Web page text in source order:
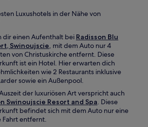
Luxushotels in der Nähe von
dir einen Aufenthalt bei Radisson Blu
Swinoujscie, mit dem Auto nur 4
von Christuskirche entfernt. Diese
ist ein Hotel. Hier erwarten dich
wie 2 Restaurants inklusive
sowie ein Außenpool.
der luxuriösen Art verspricht auch
Swinoujscie Resort and Spa. Diese
befindet sich mit dem Auto nur eine
Fahrt entfernt.